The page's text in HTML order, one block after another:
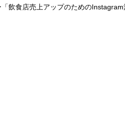
「飲食店売上アップのための